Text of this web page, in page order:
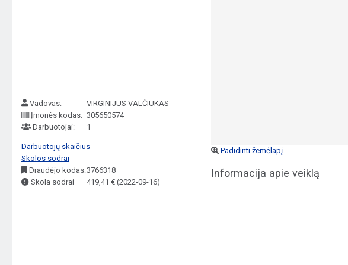
Vadovas:
VIRGINIJUS VALČIUKAS
Įmonės kodas: 305650574
Darbuotojai:
1
Darbuotojų skaičius
Skolos sodrai
Draudėjo kodas:3766318
Skola sodrai
419,41 € (2022-09-16)
Padidinti žemėlapį
Informacija apie veiklą
-